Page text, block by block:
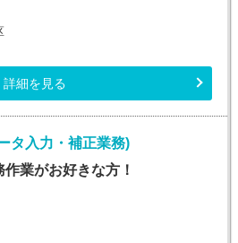
詳細を見る
タ入力・補正業務)
作業がお好きな方！